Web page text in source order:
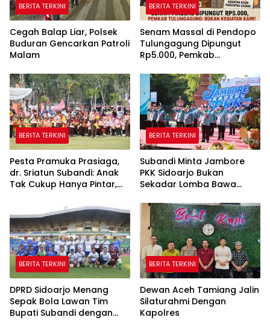
BERITA TERKINI
Cegah Balap Liar, Polsek
Buduran Gencarkan Patroli
Malam
BERITA TERKINI
Senam Massal di Pendopo
Tulungagung Dipungut
Rp5.000, Pemkab
Pemerintah
BERITA TERKINI
Pesta Pramuka Prasiaga,
dr. Sriatun Subandi: Anak
Tak Cukup Hanya Pintar,
Dibentuk Sejak Dini
BERITA TERKINI
Subandi Minta Jambore
PKK Sidoarjo Bukan
Sekadar Lomba Bawa
untuk Warga
BERITA TERKINI
DPRD Sidoarjo Menang
Sepak Bola Lawan Tim
Bupati Subandi dengan
BERITA TERKINI
Dewan Aceh Tamiang Jalin
Silaturahmi Dengan
Kapolres